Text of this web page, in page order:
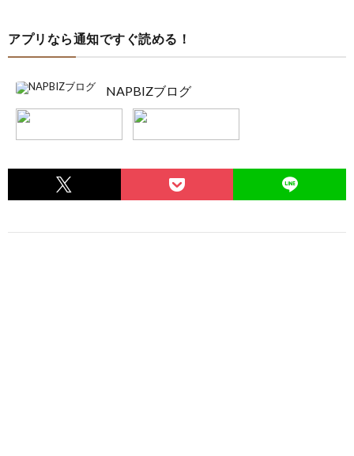
アプリなら通知ですぐ読める！
NAPBIZブログ